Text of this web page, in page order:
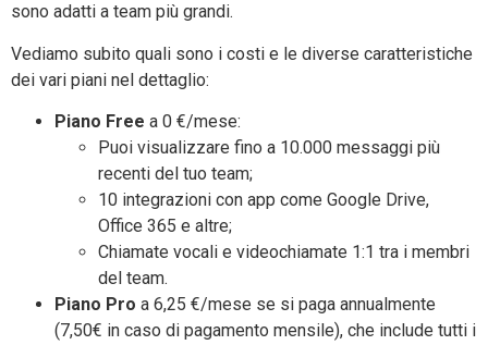
sono adatti a team più grandi.
Vediamo subito quali sono i costi e le diverse caratteristiche
dei vari piani nel dettaglio:
Piano Free a 0 €/mese:
Puoi visualizzare fino a 10.000 messaggi più
recenti del tuo team;
10 integrazioni con app come Google Drive,
Office 365 e altre;
Chiamate vocali e videochiamate 1:1 tra i membri
del team.
Piano Pro a 6,25 €/mese se si paga annualmente
(7,50€ in caso di pagamento mensile), che include tutti i